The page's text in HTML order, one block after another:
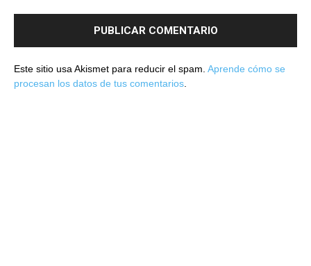
Este sitio usa Akismet para reducir el spam. Aprende cómo se
procesan los datos de tus comentarios.